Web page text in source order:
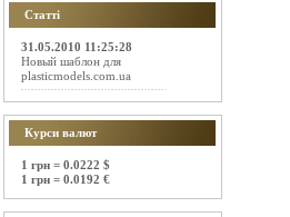
Статті
31.05.2010 11:25:28
Новый шаблон для
plasticmodels.com.ua
Курси валют
1 грн = 0.0222 $
1 грн = 0.0192 €